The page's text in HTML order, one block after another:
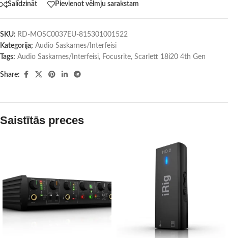
Salīdzināt Pievienot vēlmju sarakstam
SKU: RD-MOSC0037EU-815301001522
Kategorija; Audio Saskarnes/Interfeisi
Tags: Audio Saskarnes/Interfeisi, Focusrite, Scarlett 18i20 4th Gen
Share:
Saistītās preces